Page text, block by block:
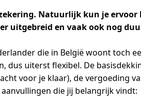
Natuurlijk kun je ervoor
uitgebreid en vaak ook nog
die in België woont toch
dus uiterst flexibel. De
voor je klaar), de vergoeding
die jij belangrijk vindt: